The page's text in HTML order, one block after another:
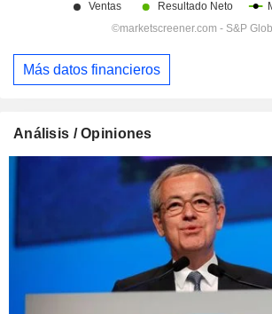
Más datos financieros
Análisis / Opiniones